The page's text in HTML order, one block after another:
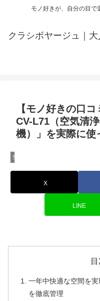
モノ好きが、自分の目で
クラシボヤージュ｜
【モノ好きの口
CV-L71（空気清
機）」を実際に使
空気清浄機のレビュー
X
LINE
一年中快適な空間を
を徹底管理